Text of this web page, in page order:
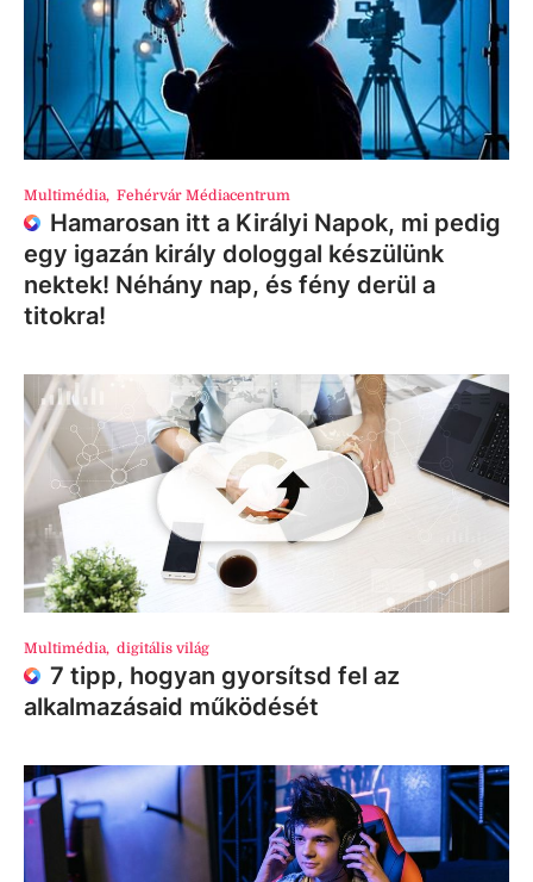
Multimédia, Fehérvár Médiacentrum
Hamarosan itt a Királyi Napok, mi pedig
egy igazán király dologgal készülünk
nektek! Néhány nap, és fény derül a
titokra!
Multimédia, digitális világ
7 tipp, hogyan gyorsítsd fel az
alkalmazásaid működését